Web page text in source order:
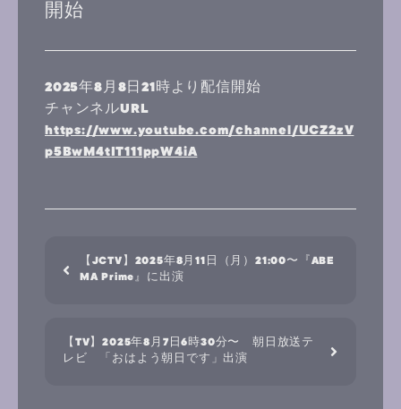
開始
2025年8月8日21時より配信開始
チャンネルURL
https://www.youtube.com/channel/UCZ2zV
p5BwM4tIT111ppW4iA
【JCTV】2025年8月11日（月）21:00〜『ABE
MA Prime』に出演
【TV】2025年8月7日6時30分〜 朝日放送テ
レビ 「おはよう朝日です」出演